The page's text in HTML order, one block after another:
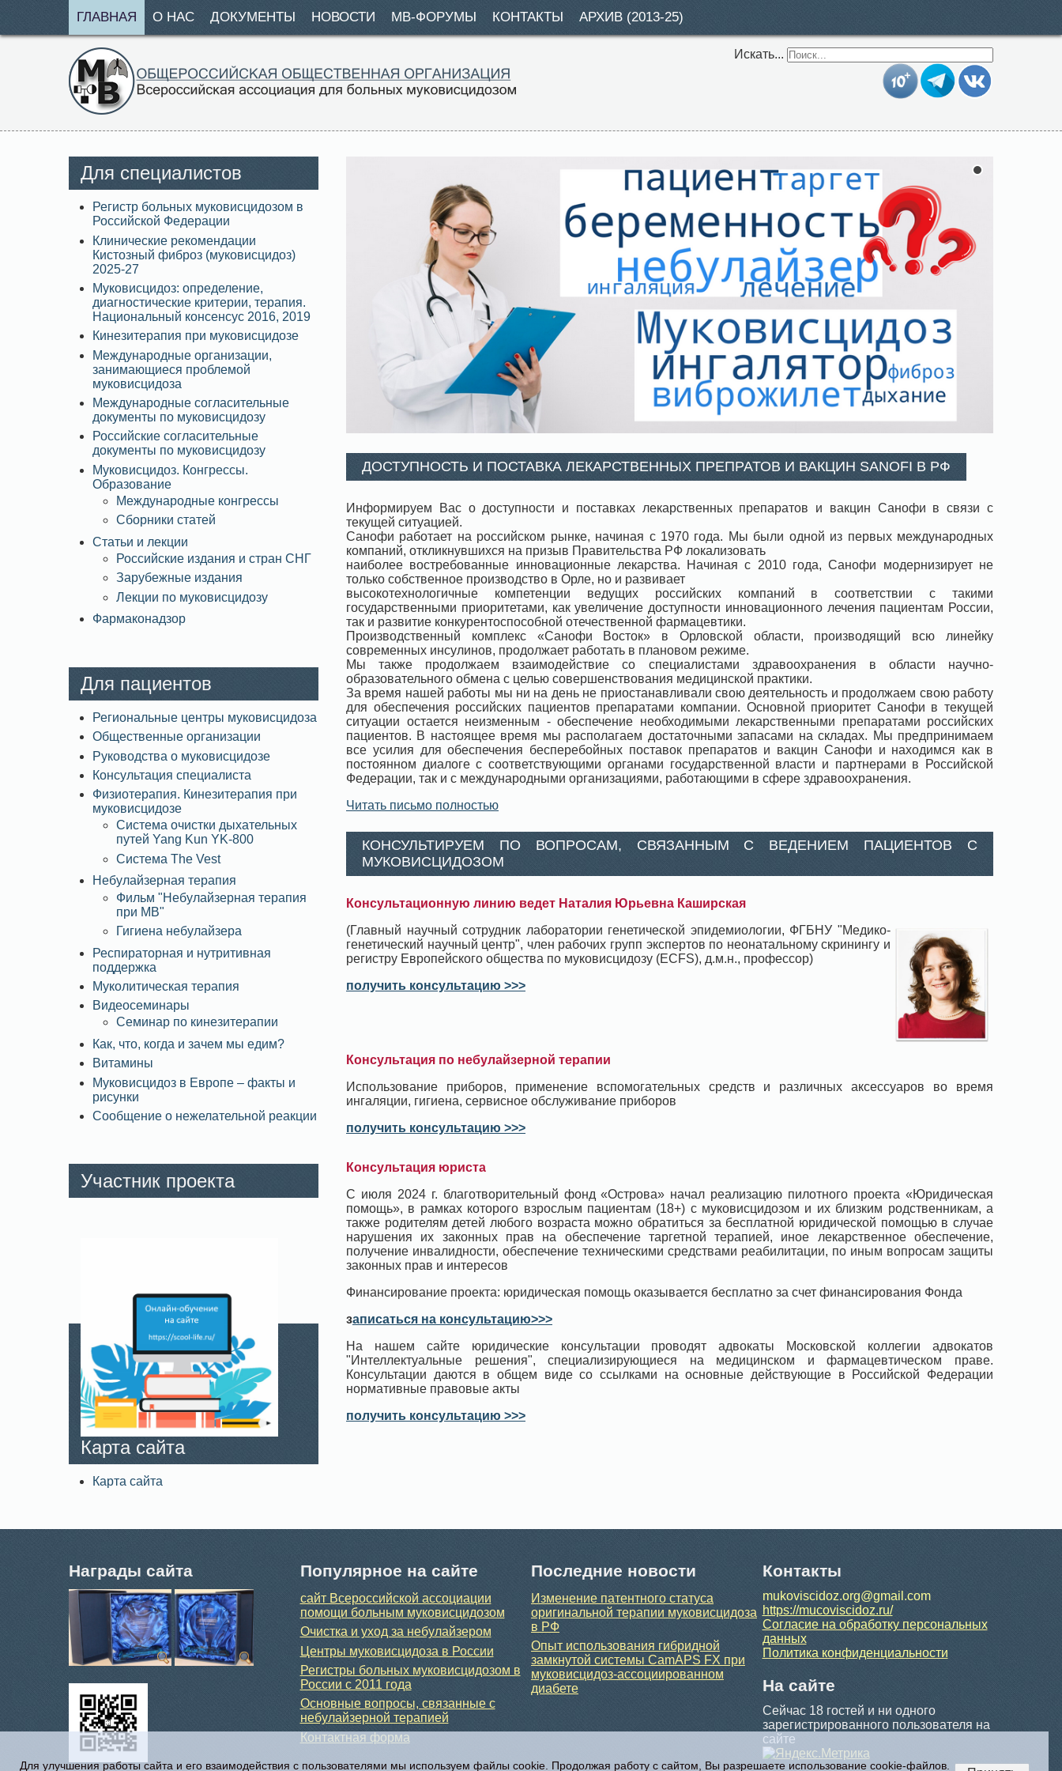
ГЛАВНАЯ О НАС ДОКУМЕНТЫ НОВОСТИ МВ-ФОРУМЫ КОНТАКТЫ АРХИВ (2013-25)
Искать...
ДОСТУПНОСТЬ И ПОСТАВКА ЛЕКАРСТВЕННЫХ ПРЕПРАТОВ И ВАКЦИН SANOFI В РФ
Информируем Вас о доступности и поставках лекарственных препаратов и вакцин Санофи в связи с
текущей ситуацией.
Санофи работает на российском рынке, начиная с 1970 года. Мы были одной из первых международных
компаний, откликнувшихся на призыв Правительства РФ локализовать
наиболее востребованные инновационные лекарства. Начиная с 2010 года, Санофи модернизирует не
только собственное производство в Орле, но и развивает
высокотехнологичные компетенции ведущих российских компаний в соответствии с такими
государственными приоритетами, как увеличение доступности инновационного лечения пациентам России,
так и развитие конкурентоспособной отечественной фармацевтики.
Производственный комплекс «Санофи Восток» в Орловской области, производящий всю линейку
современных инсулинов, продолжает работать в плановом режиме.
Мы также продолжаем взаимодействие со специалистами здравоохранения в области научно-
образовательного обмена с целью совершенствования медицинской практики.
За время нашей работы мы ни на день не приостанавливали свою деятельность и продолжаем свою работу
для обеспечения российских пациентов препаратами компании. Основной приоритет Санофи в текущей
ситуации остается неизменным - обеспечение необходимыми лекарственными препаратами российских
пациентов. В настоящее время мы располагаем достаточными запасами на складах. Мы предпринимаем
все усилия для обеспечения бесперебойных поставок препаратов и вакцин Санофи и находимся как в
постоянном диалоге с соответствующими органами государственной власти и партнерами в Российской
Федерации, так и с международными организациями, работающими в сфере здравоохранения.
Читать письмо полностью
КОНСУЛЬТИРУЕМ ПО ВОПРОСАМ, СВЯЗАННЫМ С ВЕДЕНИЕМ ПАЦИЕНТОВ С
МУКОВИСЦИДОЗОМ
Консультационную линию ведет Наталия Юрьевна Каширская
(Главный научный сотрудник лаборатории генетической эпидемиологии, ФГБНУ "Медико-
генетический научный центр", член рабочих групп экспертов по неонатальному скринингу и
регистру Европейского общества по муковисцидозу (ECFS), д.м.н., профессор)
получить консультацию >>>
Консультация по небулайзерной терапии
Использование приборов, применение вспомогательных средств и различных аксессуаров во время
ингаляции, гигиена, сервисное обслуживание приборов
получить консультацию >>>
Консультация юриста
С июля 2024 г. благотворительный фонд «Острова» начал реализацию пилотного проекта «Юридическая
помощь», в рамках которого взрослым пациентам (18+) с муковисцидозом и их близким родственникам, а
также родителям детей любого возраста можно обратиться за бесплатной юридической помощью в случае
нарушения их законных прав на обеспечение таргетной терапией, иное лекарственное обеспечение,
получение инвалидности, обеспечение техническими средствами реабилитации, по иным вопросам защиты
законных прав и интересов
Финансирование проекта: юридическая помощь оказывается бесплатно за счет финансирования Фонда
записаться на консультацию>>>
На нашем сайте юридические консультации проводят адвокаты Московской коллегии адвокатов
"Интеллектуальные решения", специализирующиеся на медицинском и фармацевтическом праве.
Консультации даются в общем виде со ссылками на основные действующие в Российской Федерации
нормативные правовые акты
получить консультацию >>>
Для специалистов
Регистр больных муковисцидозом в
Российской Федерации
Клинические рекомендации
Кистозный фиброз (муковисцидоз)
2025-27
Муковисцидоз: определение,
диагностические критерии, терапия.
Национальный консенсус 2016, 2019
Кинезитерапия при муковисцидозе
Международные организации,
занимающиеся проблемой
муковисцидоза
Международные согласительные
документы по муковисцидозу
Российские согласительные
документы по муковисцидозу
Муковисцидоз. Конгрессы.
Образование
Международные конгрессы
Сборники статей
Статьи и лекции
Российские издания и стран СНГ
Зарубежные издания
Лекции по муковисцидозу
Фармаконадзор
Для пациентов
Региональные центры муковисцидоза
Общественные организации
Руководства о муковисцидозе
Консультация специалиста
Физиотерапия. Кинезитерапия при
муковисцидозе
Система очистки дыхательных
путей Yang Kun YK-800
Система The Vest
Небулайзерная терапия
Фильм "Небулайзерная терапия
при МВ"
Гигиена небулайзера
Респираторная и нутритивная
поддержка
Муколитическая терапия
Видеосеминары
Семинар по кинезитерапии
Как, что, когда и зачем мы едим?
Витамины
Муковисцидоз в Европе – факты и
рисунки
Сообщение о нежелательной реакции
Участник проекта
Карта сайта
Карта сайта
Награды сайта Популярное на сайте
сайт Всероссийской ассоциации
помощи больным муковисцидозом
Очистка и уход за небулайзером
Центры муковисцидоза в России
Регистры больных муковисцидозом в
России с 2011 года
Основные вопросы, связанные с
небулайзерной терапией
Контактная форма
Последние новости
Изменение патентного статуса
оригинальной терапии муковисцидоза
в РФ
Опыт использования гибридной
замкнутой системы CamAPS FX при
муковисцидоз-ассоциированном
диабете
Контакты
mukoviscidoz.org@gmail.com
https://mucoviscidoz.ru/
Согласие на обработку персональных
данных
Политика конфиденциальности
На сайте
Сейчас 18 гостей и ни одного
зарегистрированного пользователя на
сайте
Для улучшения работы сайта и его взаимодействия с пользователями мы используем файлы cookie. Продолжая работу с сайтом, Вы разрешаете использование cookie-файлов.